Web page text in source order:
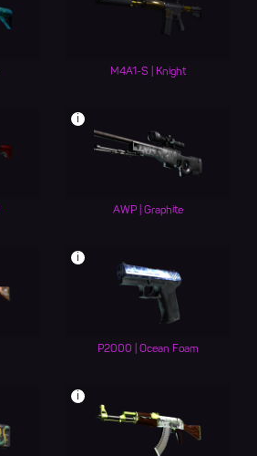
M4A1-S | Knight
i
AWP | Graphite
i
P2000 | Ocean Foam
i